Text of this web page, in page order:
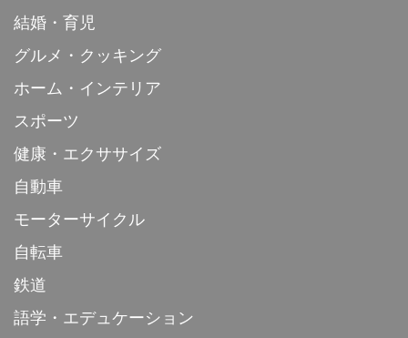
結婚・育児
グルメ・クッキング
ホーム・インテリア
スポーツ
健康・エクササイズ
自動車
モーターサイクル
自転車
鉄道
語学・エデュケーション